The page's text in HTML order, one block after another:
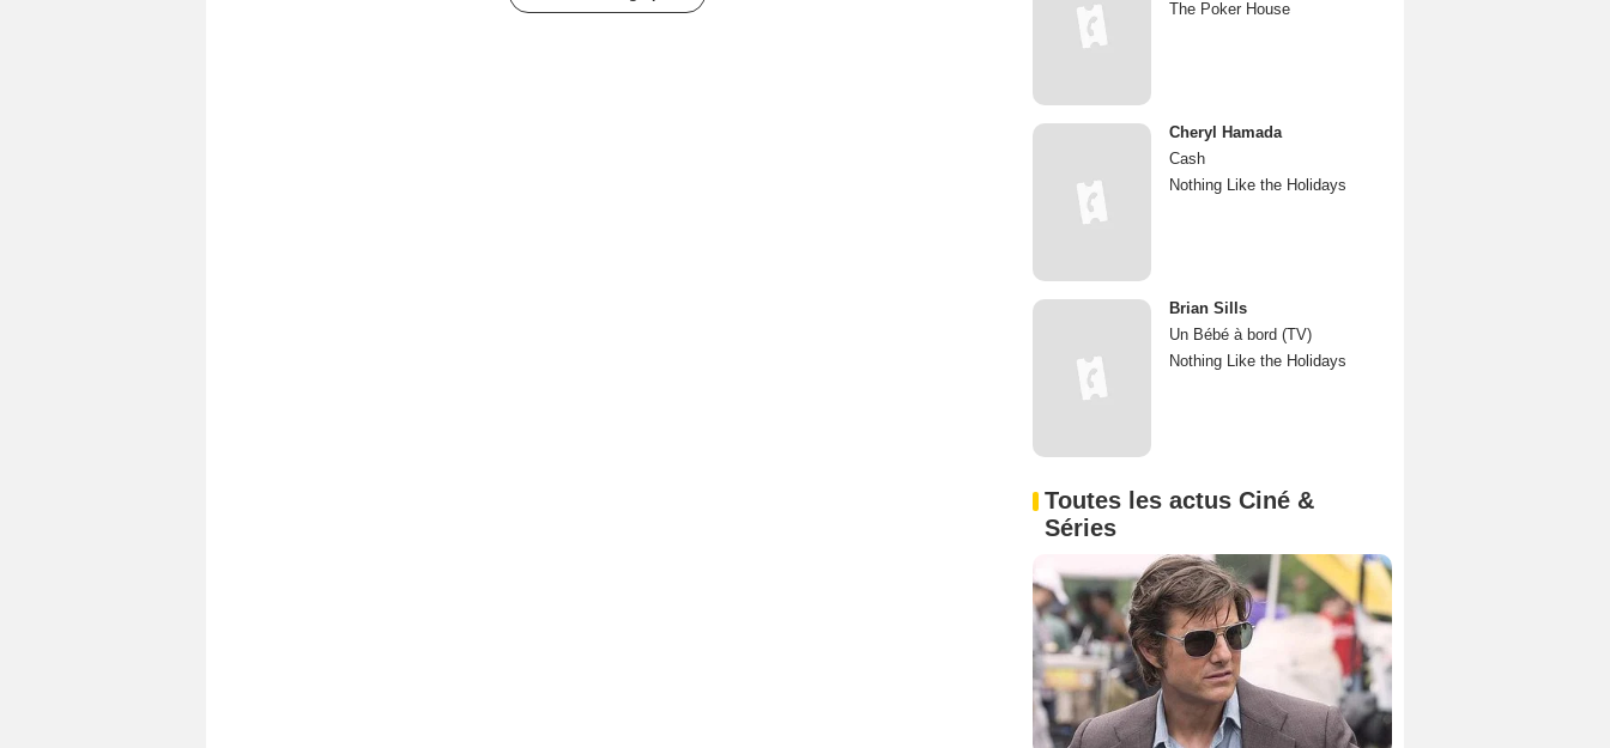
The Poker House
Cheryl Hamada
Cash
Nothing Like the Holidays
Brian Sills
Un Bébé à bord (TV)
Nothing Like the Holidays
Toutes les actus Ciné &
Séries